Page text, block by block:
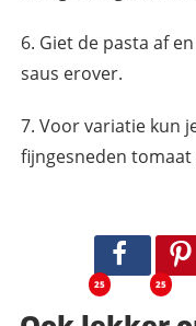
Giet de pasta af
saus erover.
Voor variatie kun
fijngesneden tomaat
25 25